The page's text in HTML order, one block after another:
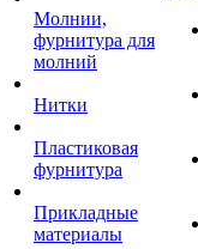
Молнии,
фурнитура для
молний
Нитки
Пластиковая
фурнитура
Прикладные
материалы